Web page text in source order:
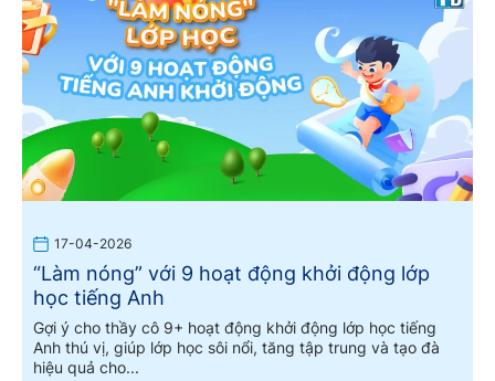
17-04-2026
“Làm nóng” với 9 hoạt động khởi động lớp
học tiếng Anh
Gợi ý cho thầy cô 9+ hoạt động khởi động lớp học tiếng
Anh thú vị, giúp lớp học sôi nổi, tăng tập trung và tạo đà
hiệu quả cho...